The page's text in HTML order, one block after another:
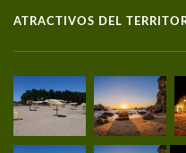
ATRACTIVOS DEL